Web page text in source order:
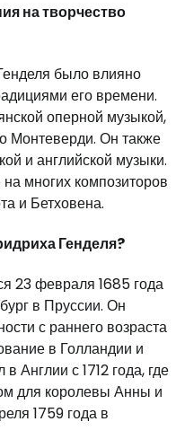
на творчество
было влияно
его времени.
оперной музыкой,
Монтеверди. Он также
и английской музыки.
многих композиторов
и Бетховена.
Генделя?
23 февраля 1685 года
в Пруссии. Он
с раннего возраста
в Голландии и
Англии с 1712 года, где
для королевы Анны и
1759 года в